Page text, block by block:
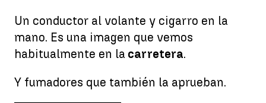
Un conductor al volante y cigarro en la
mano. Es una imagen que vemos
habitualmente en la carretera.
Y fumadores que también la aprueban.